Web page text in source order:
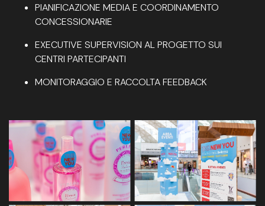
PIANIFICAZIONE MEDIA E COORDINAMENTO
CONCESSIONARIE
EXECUTIVE SUPERVISION AL PROGETTO SUI
CENTRI PARTECIPANTI
MONITORAGGIO E RACCOLTA FEEDBACK